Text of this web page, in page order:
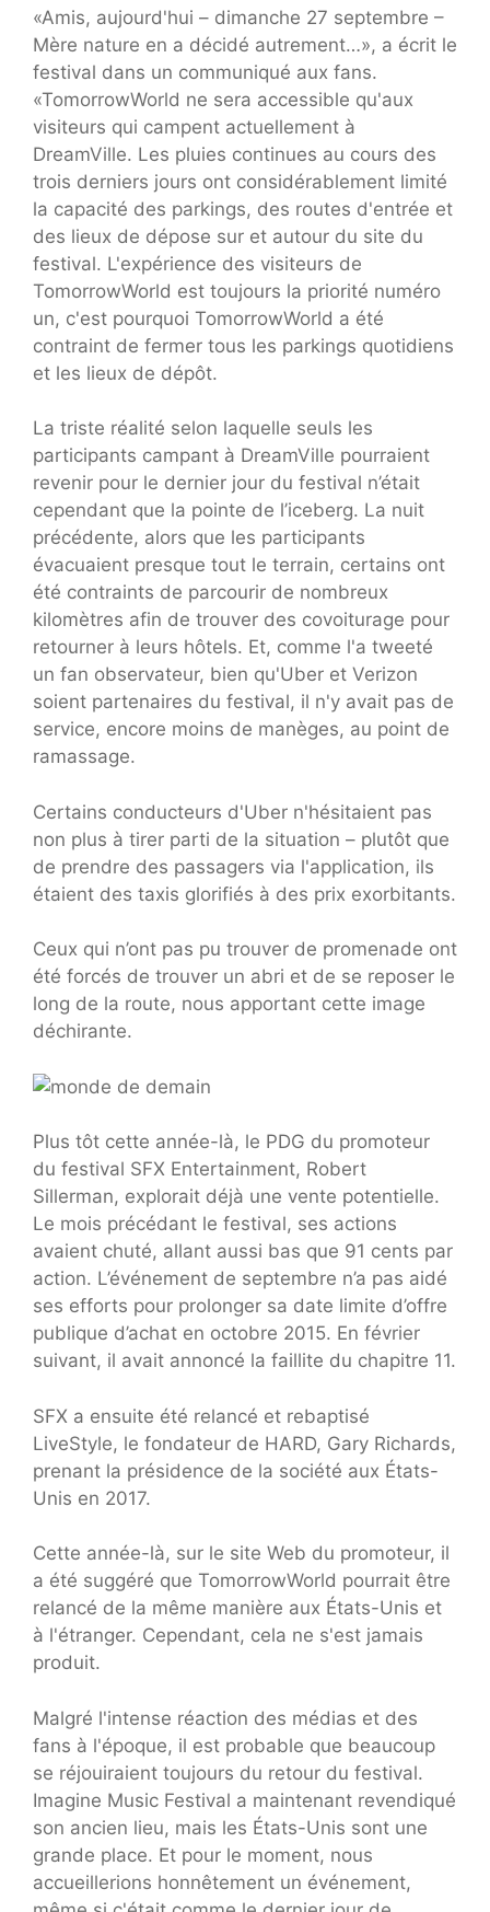
«Amis, aujourd'hui – dimanche 27 septembre –
Mère nature en a décidé autrement…», a écrit le
festival dans un communiqué aux fans.
«TomorrowWorld ne sera accessible qu'aux
visiteurs qui campent actuellement à
DreamVille. Les pluies continues au cours des
trois derniers jours ont considérablement limité
la capacité des parkings, des routes d'entrée et
des lieux de dépose sur et autour du site du
festival. L'expérience des visiteurs de
TomorrowWorld est toujours la priorité numéro
un, c'est pourquoi TomorrowWorld a été
contraint de fermer tous les parkings quotidiens
et les lieux de dépôt.
La triste réalité selon laquelle seuls les
participants campant à DreamVille pourraient
revenir pour le dernier jour du festival n’était
cependant que la pointe de l’iceberg. La nuit
précédente, alors que les participants
évacuaient presque tout le terrain, certains ont
été contraints de parcourir de nombreux
kilomètres afin de trouver des covoiturage pour
retourner à leurs hôtels. Et, comme l'a tweeté
un fan observateur, bien qu'Uber et Verizon
soient partenaires du festival, il n'y avait pas de
service, encore moins de manèges, au point de
ramassage.
Certains conducteurs d'Uber n'hésitaient pas
non plus à tirer parti de la situation – plutôt que
de prendre des passagers via l'application, ils
étaient des taxis glorifiés à des prix exorbitants.
Ceux qui n’ont pas pu trouver de promenade ont
été forcés de trouver un abri et de se reposer le
long de la route, nous apportant cette image
déchirante.
Plus tôt cette année-là, le PDG du promoteur
du festival SFX Entertainment, Robert
Sillerman, explorait déjà une vente potentielle.
Le mois précédant le festival, ses actions
avaient chuté, allant aussi bas que 91 cents par
action. L’événement de septembre n’a pas aidé
ses efforts pour prolonger sa date limite d’offre
publique d’achat en octobre 2015. En février
suivant, il avait annoncé la faillite du chapitre 11.
SFX a ensuite été relancé et rebaptisé
LiveStyle, le fondateur de HARD, Gary Richards,
prenant la présidence de la société aux États-
Unis en 2017.
Cette année-là, sur le site Web du promoteur, il
a été suggéré que TomorrowWorld pourrait être
relancé de la même manière aux États-Unis et
à l'étranger. Cependant, cela ne s'est jamais
produit.
Malgré l'intense réaction des médias et des
fans à l'époque, il est probable que beaucoup
se réjouiraient toujours du retour du festival.
Imagine Music Festival a maintenant revendiqué
son ancien lieu, mais les États-Unis sont une
grande place. Et pour le moment, nous
accueillerions honnêtement un événement,